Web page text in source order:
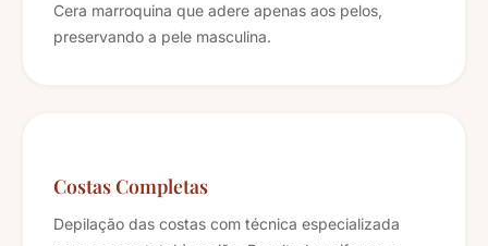
Cera marroquina que adere apenas aos pelos,
preservando a pele masculina.
Costas Completas
Depilação das costas com técnica especializada